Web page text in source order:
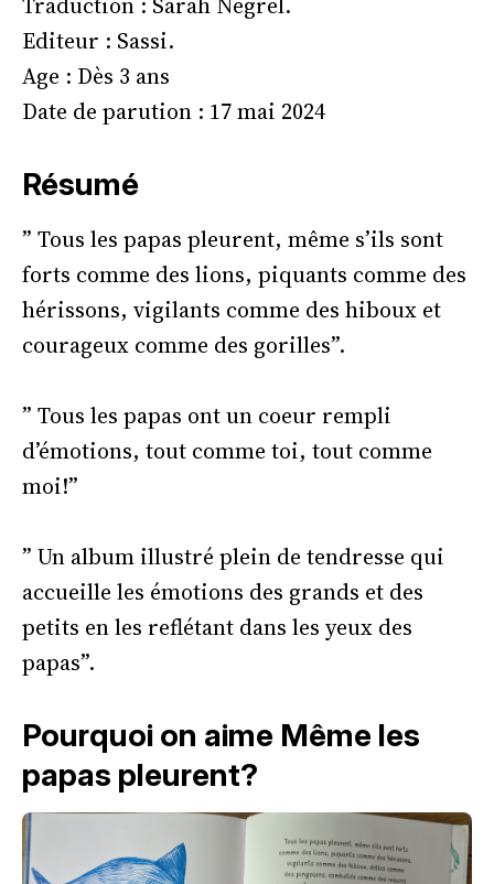
Editeur : Sassi.
Age : Dès 3 ans
Date de parution : 17 mai 2024
Résumé
” Tous les papas pleurent, même s’ils sont
forts comme des lions, piquants comme des
hérissons, vigilants comme des hiboux et
courageux comme des gorilles”.
” Tous les papas ont un coeur rempli
d’émotions, tout comme toi, tout comme
moi!”
” Un album illustré plein de tendresse qui
accueille les émotions des grands et des
petits en les reflétant dans les yeux des
papas”.
Pourquoi on aime Même les
papas pleurent?